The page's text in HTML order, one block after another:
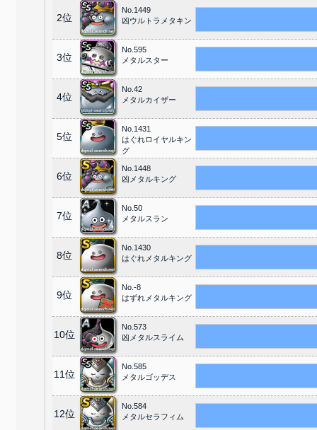
2位
No.1449
凶ウルトラメタキン
3位
No.595
メタルスター
4位
No.42
メタルカイザー
5位
No.1431
はぐれロイヤルキン
グ
6位
No.1448
凶メタルキング
7位
No.50
メタルスラン
8位
No.1430
はぐれメタルキング
9位
No.-8
はずれメタルキング
10位
No.573
凶メタルスライム
11位
No.585
メタルゴッデス
12位
No.584
メタルセラフィム